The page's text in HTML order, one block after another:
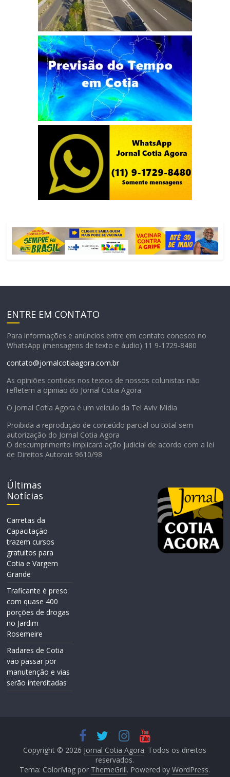
ENTRE EM CONTATO
Para informações e anúncios entre em contato conosco no
WhatsApp (mensagens de texto e áudio) 11 9-1729-8480
contato@jornalcotiaagora.com.br
As opiniões contidas nos textos de nossos colunistas não
refletem a opinião do Jornal Cotia Agora
O Jornal Cotia Agora é um veículo da Tel Aviv Mídia
Proibida a reprodução de conteúdo parcial ou total sem
autorização do Jornal Cotia Agora
O descumprimento implicará ação judicial de acordo com a lei
de Direitos Autorais 9610/98
Últimas
Notícias
Carretas da
Capacitação
trazem cursos
gratuitos para
Cotia e Vargem
Grande
Traficante é preso
com quase 400
porções de drogas
no Jardim
Rosemeire
Radares de Cotia
vão passar por
manutenção e vias
serão interditadas
Copyright © 2026 Jornal Cotia Agora. Todos os direitos
reservados.
Tema: ColorMag por ThemeGrill. Powered byWordPress.